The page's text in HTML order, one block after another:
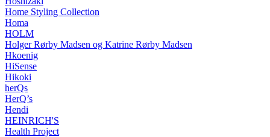
Home Styling Collection
Homa
HOLM
Holger Rørby Madsen og Katrine Rørby Madsen
Hkoenig
HiSense
Hikoki
herQs
HerQ’s
Hendi
HEINRICH'S
Health Project